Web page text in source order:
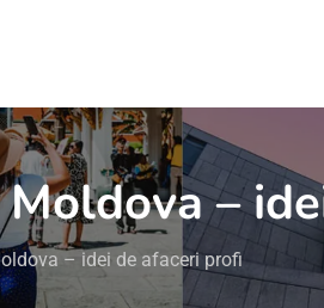
–
– idei de afaceri profi